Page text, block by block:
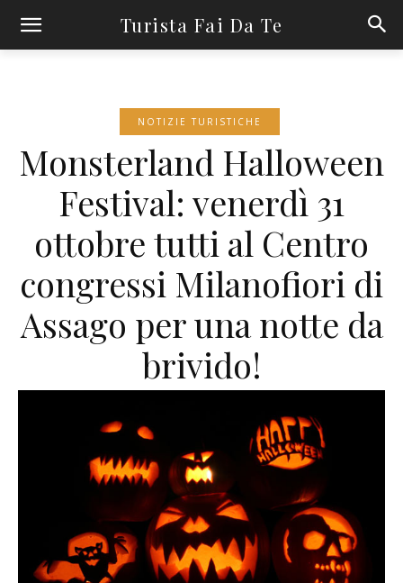
Turista Fai Da Te
NOTIZIE TURISTICHE
Monsterland Halloween
Festival: venerdì 31
ottobre tutti al Centro
congressi Milanofiori di
Assago per una notte da
brivido!